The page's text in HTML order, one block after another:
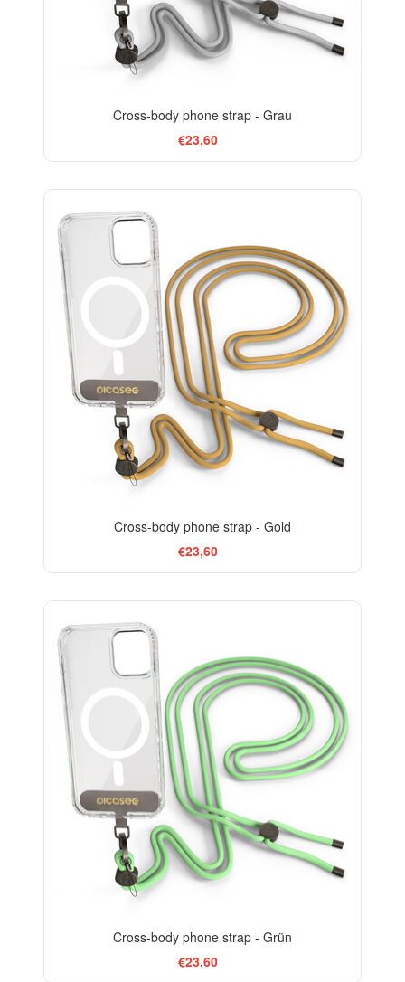
Cross-body phone strap - Grau
€23,60
Cross-body phone strap - Gold
€23,60
Cross-body phone strap - Grün
€23,60